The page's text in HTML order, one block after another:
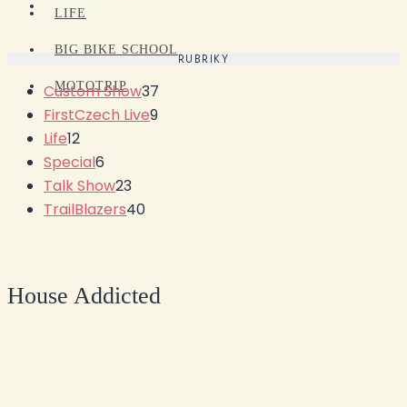
LIFE
BIG BIKE SCHOOL
MOTOTRIP
RUBRIKY
Custom Show37
FirstCzech Live9
Life12
Special6
Talk Show23
TrailBlazers40
House Addicted